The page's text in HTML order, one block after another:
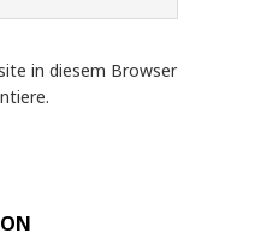
in diesem Browser